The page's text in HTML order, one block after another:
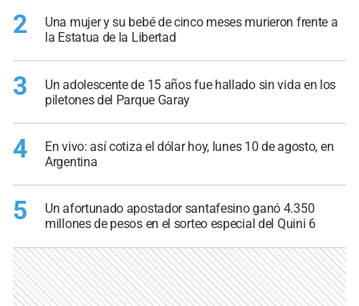
2
Una mujer y su bebé de cinco meses murieron frente a
la Estatua de la Libertad
3
Un adolescente de 15 años fue hallado sin vida en los
piletones del Parque Garay
4
En vivo: así cotiza el dólar hoy, lunes 10 de agosto, en
Argentina
5
Un afortunado apostador santafesino ganó 4.350
millones de pesos en el sorteo especial del Quini 6